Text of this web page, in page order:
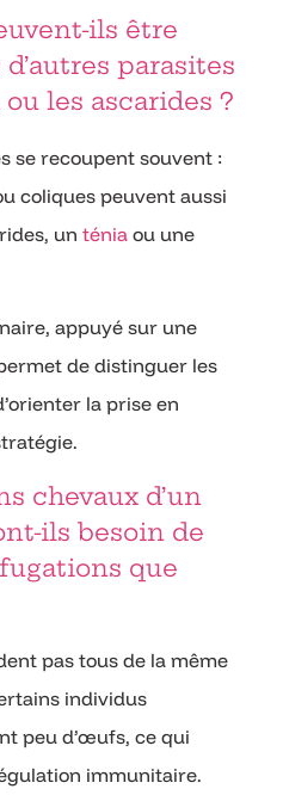
ils être
parasites
les ascarides ?
se recoupent souvent :
coliques peuvent aussi
un ténia ou une
appuyé sur une
de distinguer les
la prise en
chevaux d’un
ils besoin de
que
pas tous de la même
individus
peu d’œufs, ce qui
immunitaire.